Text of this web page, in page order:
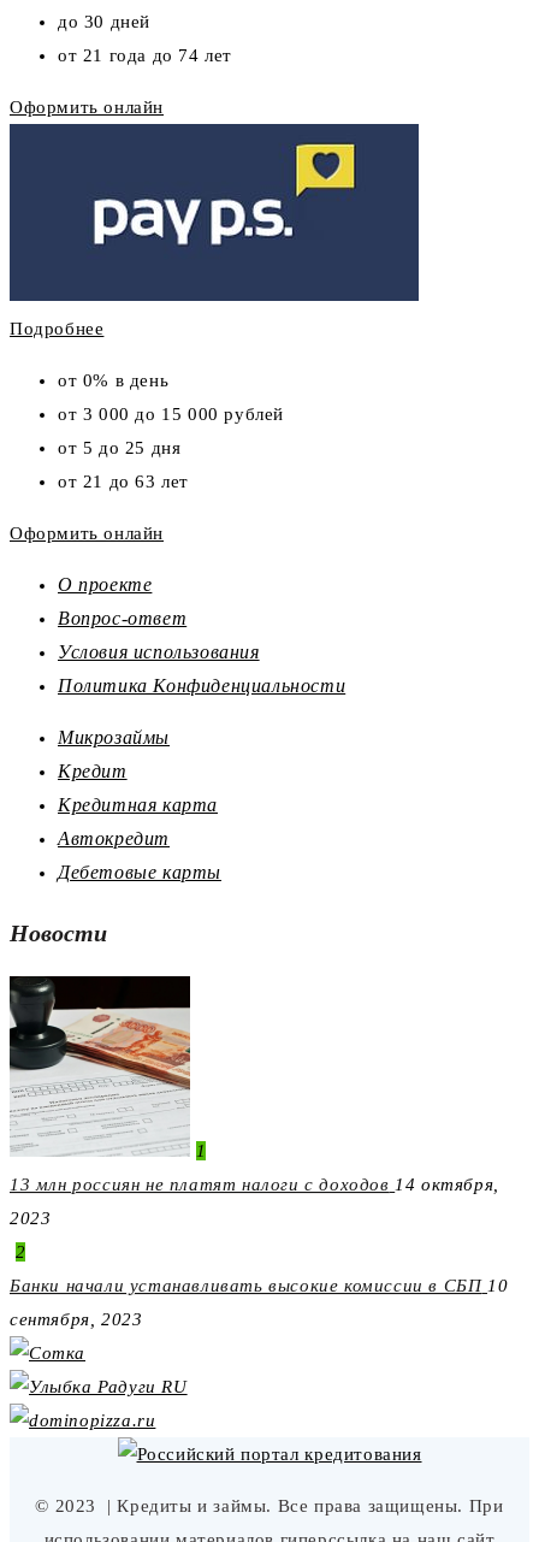
до 30 дней
от 21 года до 74 лет
Оформить онлайн
Подробнее
от 0% в день
от 3 000 до 15 000 рублей
от 5 до 25 дня
от 21 до 63 лет
Оформить онлайн
О проекте
Вопрос-ответ
Условия использования
Политика Конфиденциальности
Микрозаймы
Кредит
Кредитная карта
Автокредит
Дебетовые карты
Новости
1
13 млн россиян не платят налоги с доходов 14 октября,
2023
2
Банки начали устанавливать высокие комиссии в СБП 10
сентября, 2023
© 2023
| Кредиты и займы. Все права защищены. При